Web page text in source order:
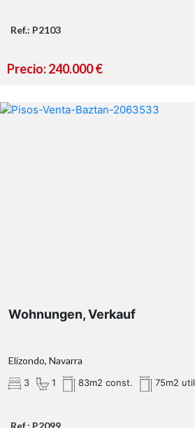
Ref.: P2103
Precio: 240.000 €
Wohnungen, Verkauf
Elizondo, Navarra
3 1 83m2 const. 75m2 util
Ref.: P2099